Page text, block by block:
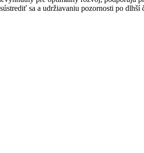
sa a udržiavaniu pozornosti po dlhší